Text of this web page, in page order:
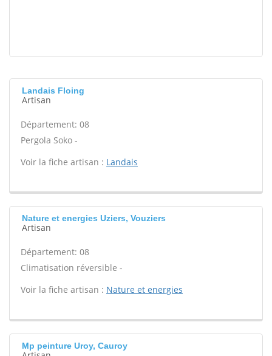
Landais Floing
Artisan
Département: 08
Pergola Soko -
Voir la fiche artisan : Landais
Nature et energies Uziers, Vouziers
Artisan
Département: 08
Climatisation réversible -
Voir la fiche artisan : Nature et energies
Mp peinture Uroy, Cauroy